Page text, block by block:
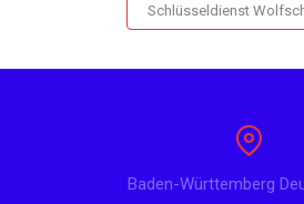
Schlüsseldienst
Baden-Württemberg